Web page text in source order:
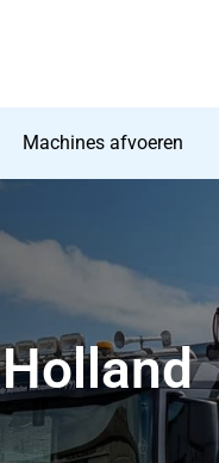
Machines afvoeren